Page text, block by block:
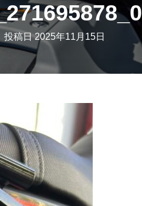
投稿日2025年11月15日